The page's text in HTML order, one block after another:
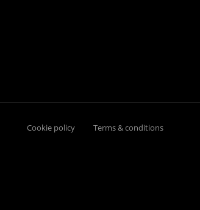
Cookie policy Terms & conditions